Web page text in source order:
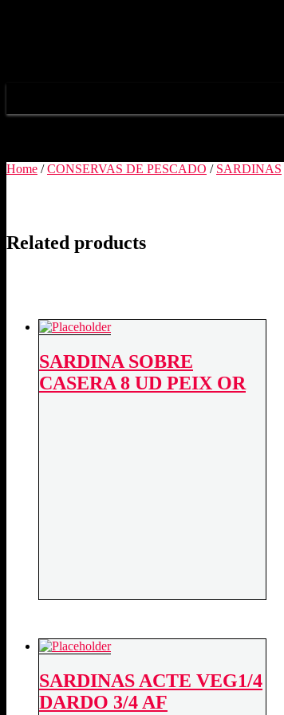
Home /CONSERVAS DE PESCADO / SARDINAS
Related products
SARDINA SOBRE
CASERA 8 UD PEIX OR
SARDINAS ACTE VEG1/4
DARDO 3/4 AF